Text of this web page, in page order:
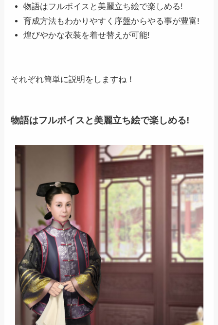
物語はフルボイスと美麗立ち絵で楽しめる!
育成方法もわかりやすく序盤からやる事が豊富!
煌びやかな衣装を着せ替えが可能!
それぞれ簡単に説明をしますね！
物語はフルボイスと美麗立ち絵で楽しめる!